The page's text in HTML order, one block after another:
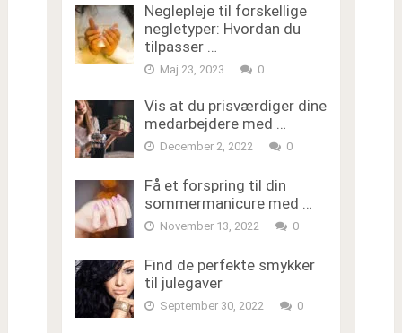
Neglepleje til forskellige
negletyper: Hvordan du
tilpasser …
Maj 23, 2023 0
Vis at du prisværdiger dine
medarbejdere med …
December 2, 2022 0
Få et forspring til din
sommermanicure med …
November 13, 2022 0
Find de perfekte smykker
til julegaver
September 30, 2022 0